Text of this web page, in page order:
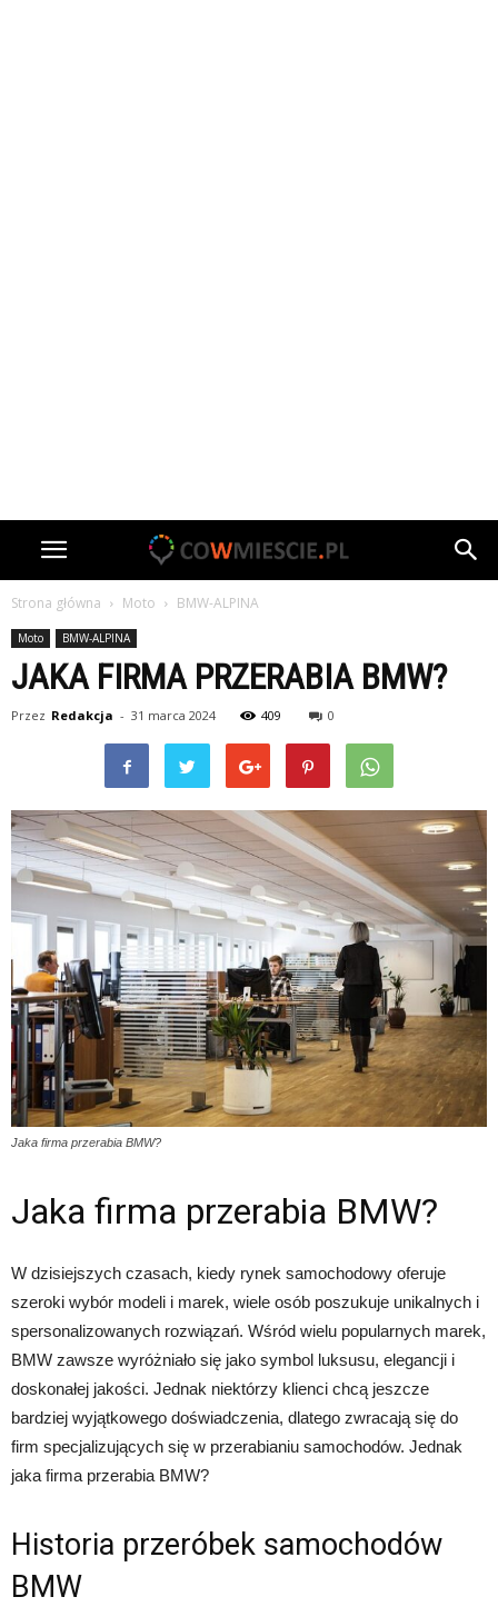
Strona główna Moto BMW-ALPINA
Moto BMW-ALPINA
JAKA FIRMA PRZERABIA BMW?
Przez Redakcja - 31 marca 2024 409 0
Jaka firma przerabia BMW?
Jaka firma przerabia BMW?
W dzisiejszych czasach, kiedy rynek samochodowy oferuje
szeroki wybór modeli i marek, wiele osób poszukuje unikalnych i
spersonalizowanych rozwiązań. Wśród wielu popularnych marek,
BMW zawsze wyróżniało się jako symbol luksusu, elegancji i
doskonałej jakości. Jednak niektórzy klienci chcą jeszcze
bardziej wyjątkowego doświadczenia, dlatego zwracają się do
firm specjalizujących się w przerabianiu samochodów. Jednak
jaka firma przerabia BMW?
Historia przeróbek samochodów
BMW